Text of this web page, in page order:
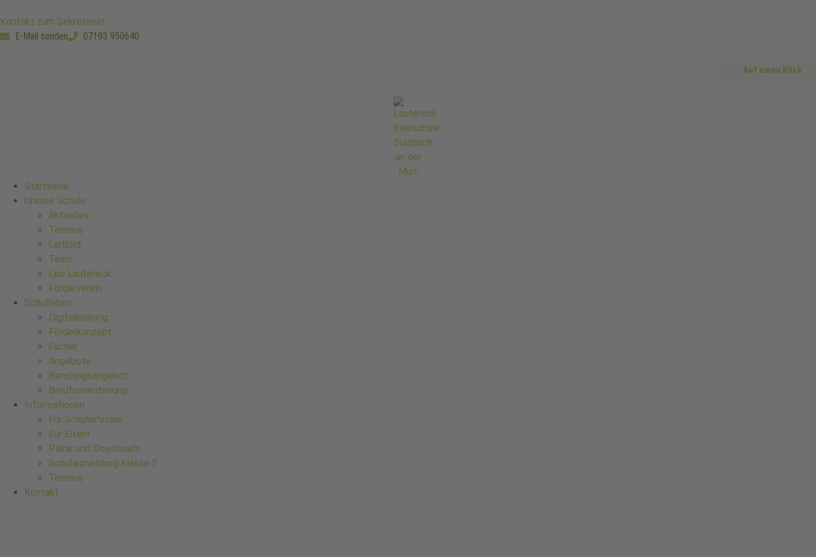
Kontakt zum Sekretariat:
E-Mail senden
07193 950640
Auf einen Klick
Startseite
Unsere Schule
Aktuelles
Termine
Leitbild
Team
Leo Lautereck
Förderverein
Schulleben
Digitalisierung
Förderkonzept
Fächer
Angebote
Beratungsangebot
Berufsorientierung
Informationen
Für Schüler*innen
Für Eltern
Pläne und Downloads
Schulanmeldung Klasse 5
Termine
Kontakt